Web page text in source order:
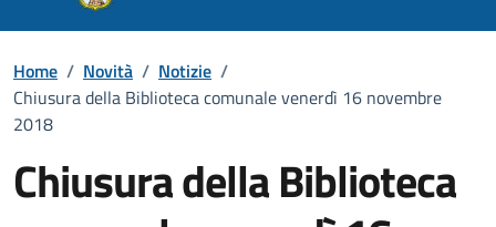
Home / Novità / Notizie /
Chiusura della Biblioteca comunale venerdì 16 novembre
2018
Chiusura della Biblioteca